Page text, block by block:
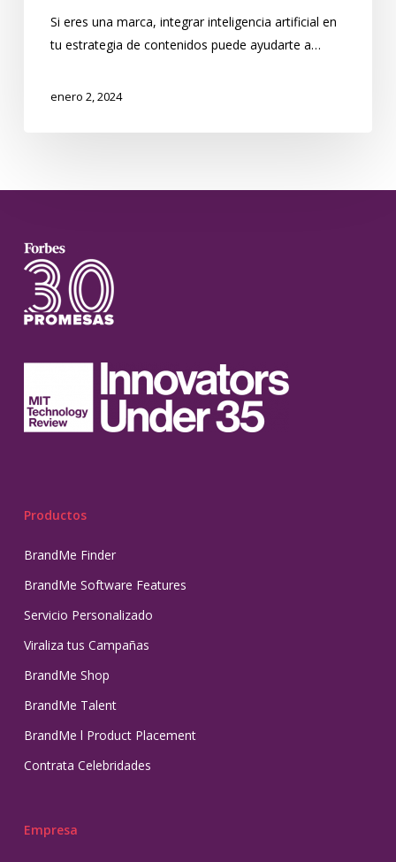
Si eres una marca, integrar inteligencia artificial en
tu estrategia de contenidos puede ayudarte a…
enero 2, 2024
Productos
BrandMe Finder
BrandMe Software Features
Servicio Personalizado
Viraliza tus Campañas
BrandMe Shop
BrandMe Talent
BrandMe l Product Placement
Contrata Celebridades
Empresa